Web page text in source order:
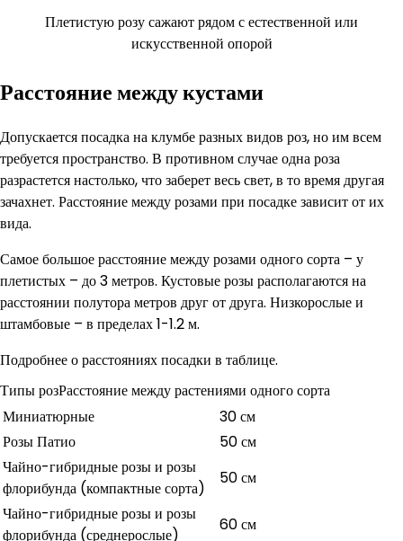
Плетистую розу сажают рядом с естественной или
искусственной опорой
Расстояние между кустами
Допускается посадка на клумбе разных видов роз, но им всем
требуется пространство. В противном случае одна роза
разрастется настолько, что заберет весь свет, в то время другая
зачахнет. Расстояние между розами при посадке зависит от их
вида.
Самое большое расстояние между розами одного сорта – у
плетистых – до 3 метров. Кустовые розы располагаются на
расстоянии полутора метров друг от друга. Низкорослые и
штамбовые – в пределах 1-1.2 м.
Подробнее о расстояниях посадки в таблице.
Типы розРасстояние между растениями одного сорта
Миниатюрные
30 см
Розы Патио
50 см
Чайно-гибридные розы и розы
флорибунда (компактные сорта)
50 см
Чайно-гибридные розы и розы
флорибунда (среднерослые)
60 см